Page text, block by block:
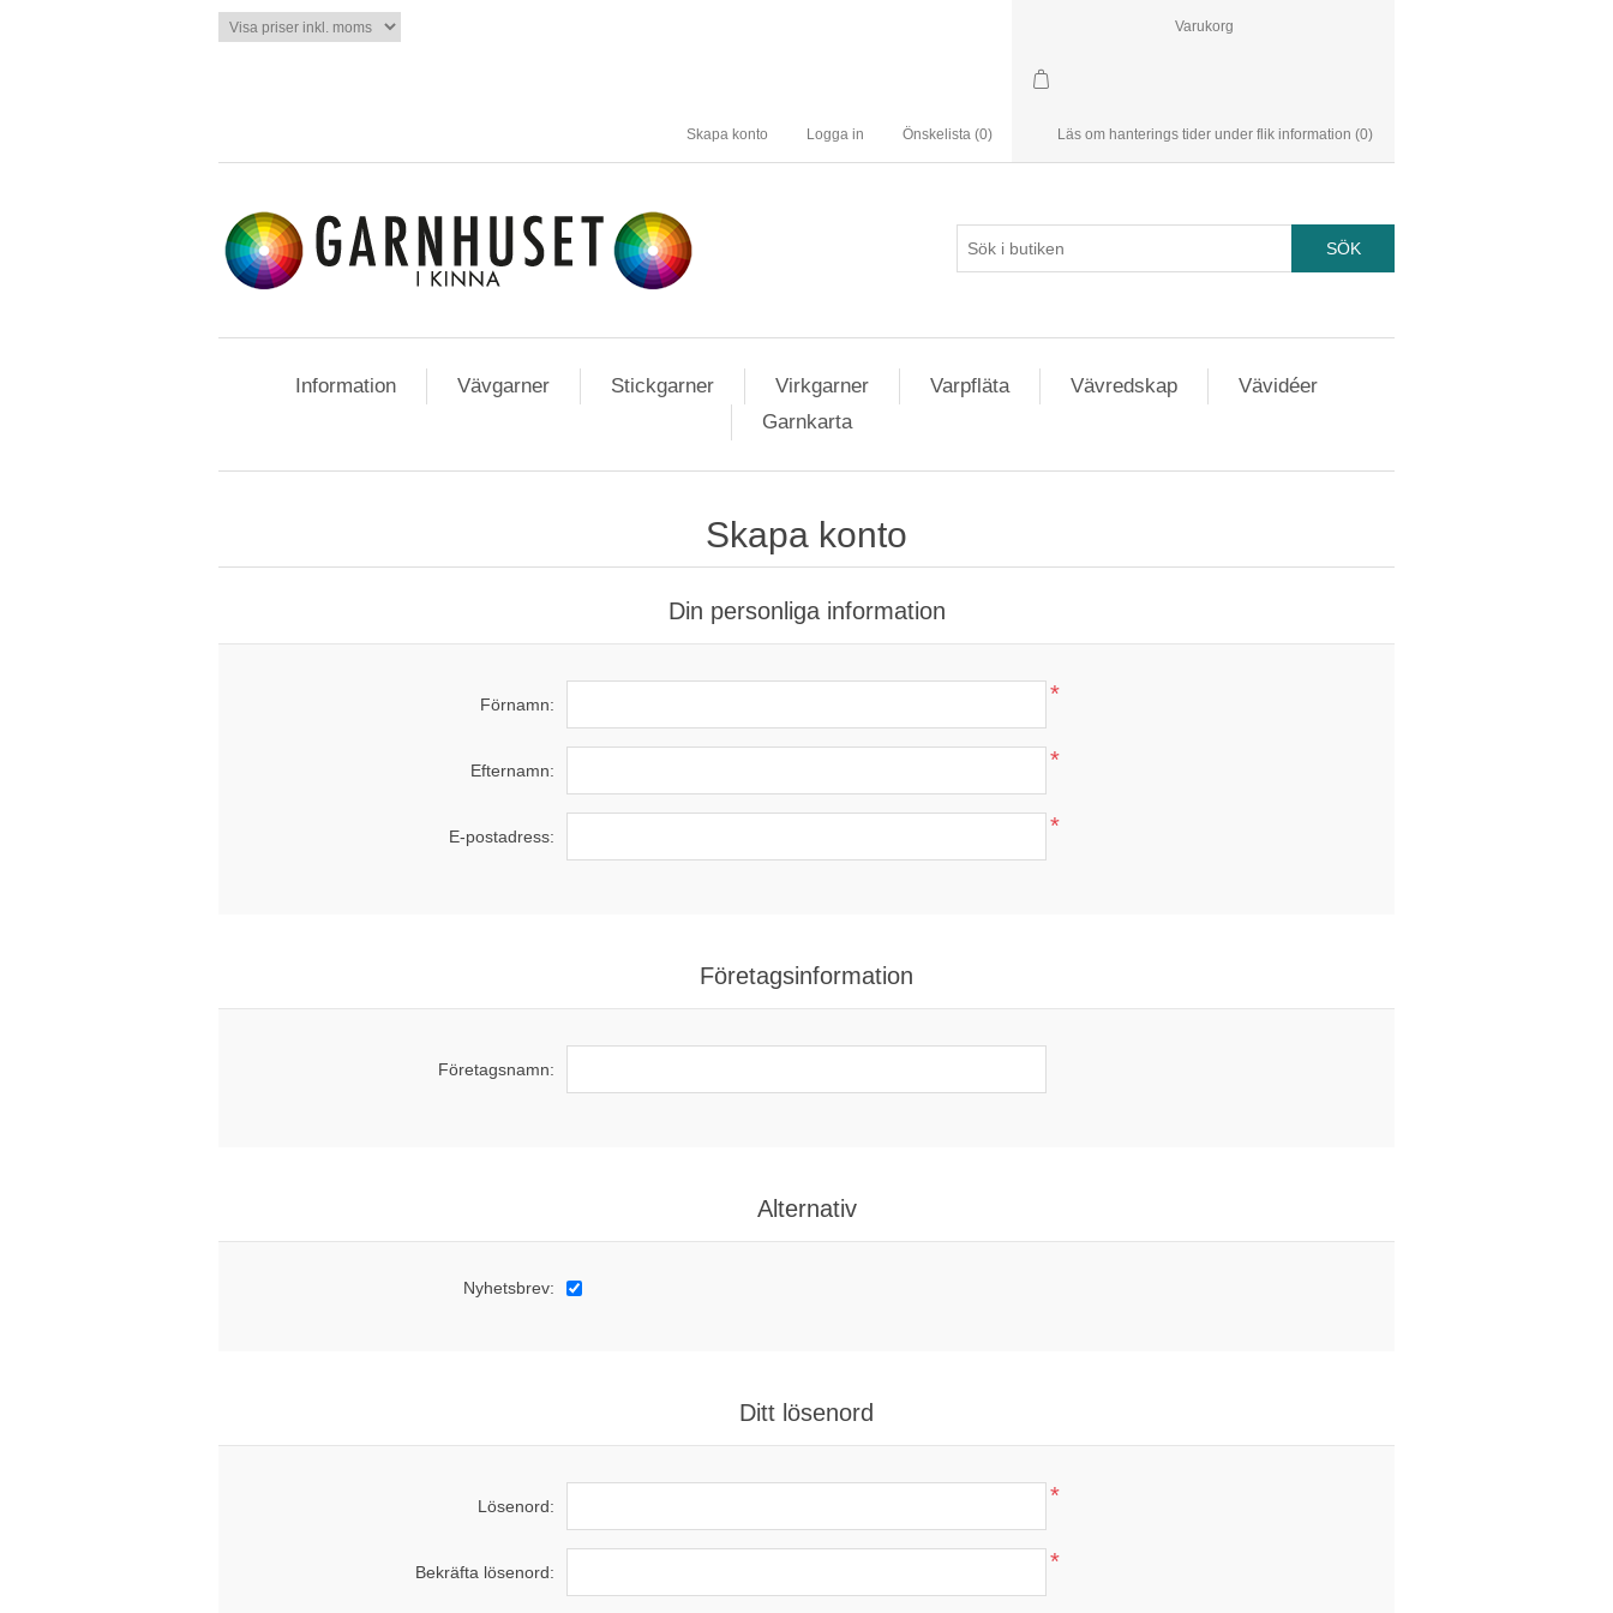
Skapa konto Logga in Önskelista (0)
Varukorg
Läs om hanterings tider under flik information (0)
Information Vävgarner Stickgarner Virkgarner Varpfläta Vävredskap
Vävidéer
Garnkarta
Skapa konto
Din personliga information
Förnamn: *
Efternamn: *
E-postadress: *
Företagsinformation
Företagsnamn:
Alternativ
Nyhetsbrev:
Ditt lösenord
Lösenord: *
Bekräfta lösenord: *